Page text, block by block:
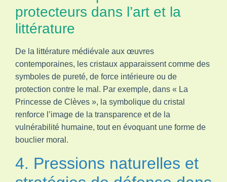
protecteurs dans l’art et la
littérature
De la littérature médiévale aux œuvres
contemporaines, les cristaux apparaissent comme des
symboles de pureté, de force intérieure ou de
protection contre le mal. Par exemple, dans « La
Princesse de Clèves », la symbolique du cristal
renforce l’image de la transparence et de la
vulnérabilité humaine, tout en évoquant une forme de
bouclier moral.
4. Pressions naturelles et